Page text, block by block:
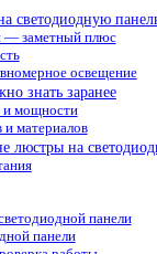
светодиодную
— заметный плюс
освещение
знать заранее
и мощности
и материалов
люстры на
панели
панели